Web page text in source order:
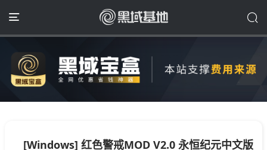
[Windows] 红色警戒MOD V2.0 永恒纪元中文版